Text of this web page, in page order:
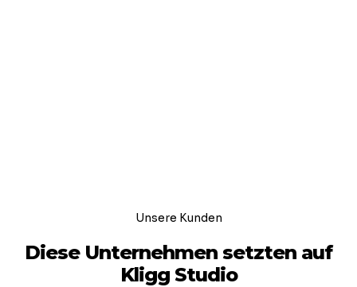
Unsere Kunden
Diese Unternehmen setzten auf
Kligg Studio